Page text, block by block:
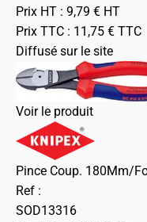
Prix HT : 9,79 € HT
Prix TTC : 11,75 € TTC
Diffusé sur le site
Voir le produit
Pince Coup. 180Mm/
Ref :
SOD13316